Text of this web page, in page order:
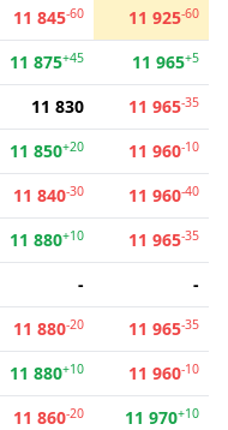
11 845-60 11 925-60
11 875+45 11 965+5
11 830 11 965-35
11 850+20 11 960-10
11 840-30 11 960-40
11 880+10 11 965-35
-
-
11 880-20 11 965-35
11 880+10 11 960-10
11 860-20 11 970+10